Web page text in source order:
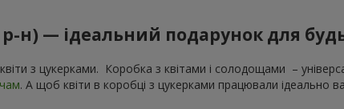
н) — ідеальний подарунок для
з цукерками. Коробка з квітами і солодощами –
. А щоб квіти в коробці з цукерками працювали ідеально